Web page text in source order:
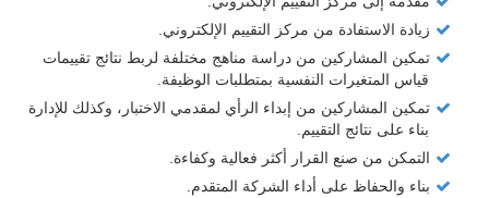
زيادة الاستفادة من مركز التقييم الإلكتروني.
تمكين المشاركين من دراسة مناهج مختلفة لربط نتائج تقييمات
قياس المتغيرات النفسية بمتطلبات الوظيفة.
تمكين المشاركين من إبداء الرأي لمقدمي الاختبار، وكذلك للإدارة
بناء على نتائج التقييم.
التمكن من صنع القرار أكثر فعالية وكفاءة.
بناء والحفاظ على أداء الشركة المتقدم.